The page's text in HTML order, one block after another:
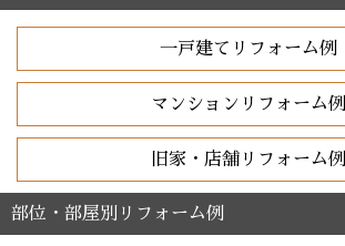
一戸建てリフォーム例
マンションリフォーム例
旧家・店舗リフォーム例
部位・部屋別リフォーム例